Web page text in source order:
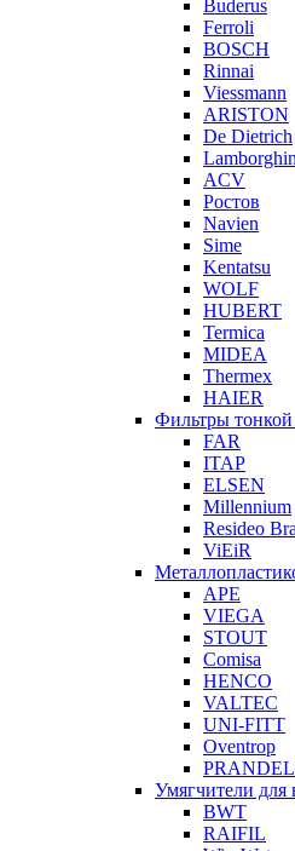
Buderus
Ferroli
BOSCH
Rinnai
Viessmann
ARISTON
De Dietrich
ACV
Ростов
Navien
Sime
Kentatsu
WOLF
HUBERT
Termica
MIDEA
Thermex
HAIER
Фильтры тонкой
FAR
ITAP
ELSEN
Millennium
Resideo
ViEiR
APE
VIEGA
STOUT
Comisa
HENCO
VALTEC
UNI-FITT
Oventrop
Умягчители для
BWT
RAIFIL